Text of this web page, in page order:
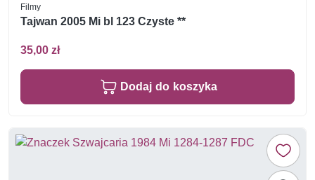
Filmy
Tajwan 2005 Mi bl 123 Czyste **
35,00 zł
Dodaj do koszyka